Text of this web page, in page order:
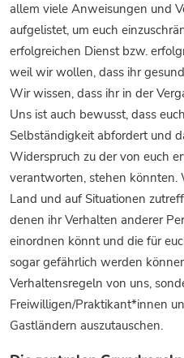
allem viele Anweisungen und
aufgelistet, um euch
erfolgreichen Dienst bzw.
weil wir wollen, dass ihr
Wir wissen, dass ihr in der
Uns ist auch bewusst, dass
Selbständigkeit abfordert und
Widerspruch zu der von euch
verantworten, stehen könnten.
Land und auf Situationen
denen ihr Verhalten anderer
einordnen könnt und die für
sogar gefährlich werden
Verhaltensregeln von uns,
Freiwilligen/Praktikant*innen
Gastländern auszutauschen.